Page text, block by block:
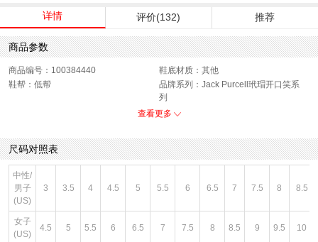
详情 评价(132) 推荐
商品参数
商品编号：100384440
鞋底材质：其他
鞋帮：低帮
品牌系列：Jack Purcell玳瑁开口笑系
列
色系：白色
性别：中性
查看更多
尺码对照表
中性/
男子
(US)
3 3.5 4 4.5 5 5.5 6 6.5 7 7.5 8 8.5
女子
(US)
4.5 5 5.5 6 6.5 7 7.5 8 8.5 9 9.5 10